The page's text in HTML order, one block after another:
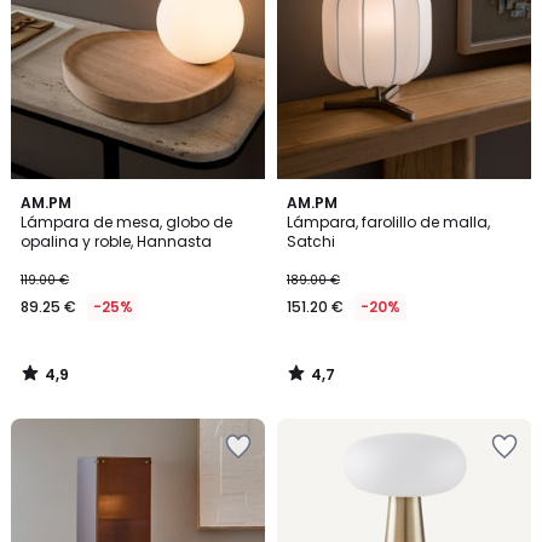
AM.PM
Lámpara de mesa, globo de
opalina y roble, Hannasta
119.00 €
89.25 € -25%
4,9
/ 5
4,9
/
AM.PM
Lámpara, farolillo de malla,
Satchi
189.00 €
151.20 € -20%
4,7
/ 5
4,7
/